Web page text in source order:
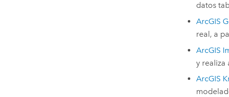
datos
ArcGIS
real, a
ArcGIS
y realiza
ArcGIS